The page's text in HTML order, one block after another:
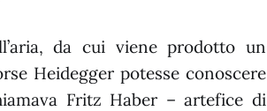
da cui viene prodotto un
Heidegger potesse conoscere
Fritz Haber – artefice di